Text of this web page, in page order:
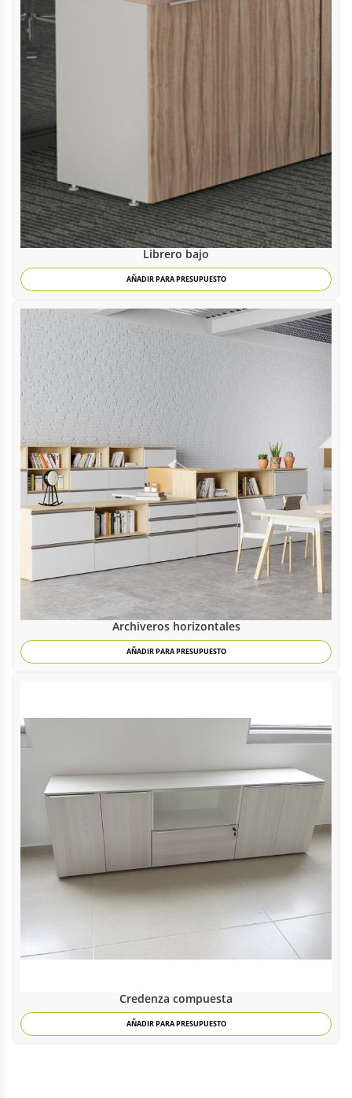
Librero bajo
AÑADIR PARA PRESUPUESTO
Archiveros horizontales
AÑADIR PARA PRESUPUESTO
Credenza compuesta
AÑADIR PARA PRESUPUESTO